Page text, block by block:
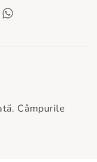
Câmpurile